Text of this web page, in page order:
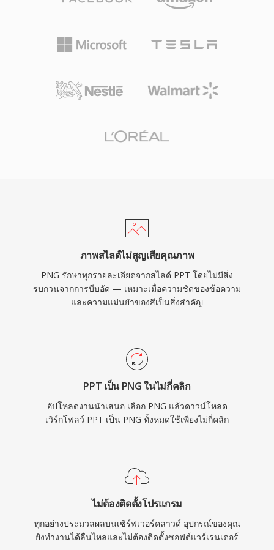
ภาพสไลด์ไม่สูญเสียคุณภาพ
PNG รักษาทุกรายละเอียดจากสไลด์ PPT โดยไม่มีสิ่ง
รบกวนจากการบีบอัด — เหมาะเมื่อความชัดของข้อความ
และความแม่นยำของสีเป็นสิ่งสำคัญ
PPT เป็น PNG ในไม่กี่คลิก
อัปโหลดงานนำเสนอ เลือก PNG แล้วดาวน์โหลด
เวิร์กโฟลว์ PPT เป็น PNG ทั้งหมดใช้เพียงไม่กี่คลิก
ไม่ต้องติดตั้งโปรแกรม
ทุกอย่างประมวลผลบนเซิร์ฟเวอร์คลาวด์ อุปกรณ์ของคุณ
ยังทำงานได้ลื่นไหลและไม่ต้องติดตั้งซอฟต์แวร์เรนเดอร์